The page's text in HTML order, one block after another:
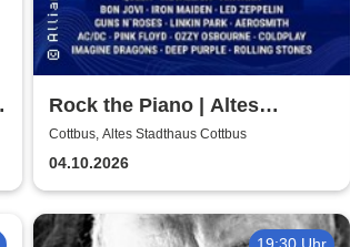
Rock the Piano | Altes
Stadthaus Cottbus
Cottbus, Altes Stadthaus Cottbus
04.10.2026